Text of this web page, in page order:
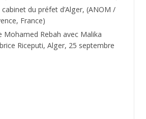
du préfet d’Alger, (ANOM /
France)
Mohamed Rebah avec Malika
Riceputi, Alger, 25 septembre